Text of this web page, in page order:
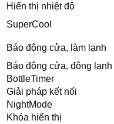
Hiển thị nhiệt độ
SuperCool
Báo động cửa, làm lạnh
Báo động cửa, đông lạnh
BottleTimer
Giải pháp kết nối
NightMode
Khóa hiển thị